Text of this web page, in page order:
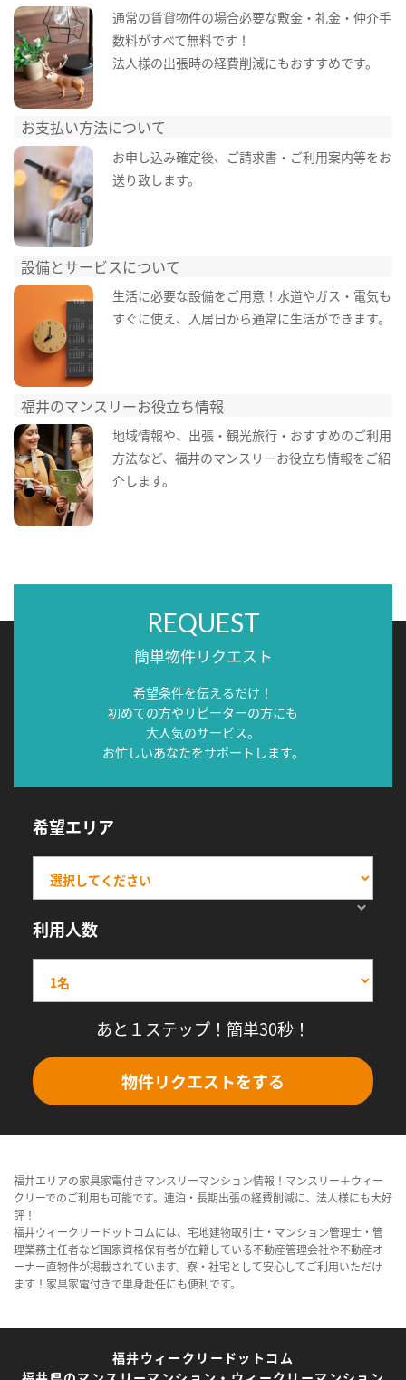
通常の賃貸物件の場合必要な敷金・礼金・仲介手
数料がすべて無料です！
法人様の出張時の経費削減にもおすすめです。
お支払い方法について
お申し込み確定後、ご請求書・ご利用案内等をお
送り致します。
設備とサービスについて
生活に必要な設備をご用意！水道やガス・電気も
すぐに使え、入居日から通常に生活ができます。
福井のマンスリーお役立ち情報
地域情報や、出張・観光旅行・おすすめのご利用
方法など、福井のマンスリーお役立ち情報をご紹
介します。
REQUEST
簡単物件リクエスト
希望条件を伝えるだけ！
初めての方やリピーターの方にも
大人気のサービス。
お忙しいあなたをサポートします。
希望エリア
利用人数
あと１ステップ！簡単30秒！
物件リクエストをする
福井エリアの家具家電付きマンスリーマンション情報！マンスリー＋ウィー
クリーでのご利用も可能です。連泊・長期出張の経費削減に、法人様にも大好
評！
福井ウィークリードットコムには、宅地建物取引士・マンション管理士・管
理業務主任者など国家資格保有者が在籍している不動産管理会社や不動産オ
ーナー直物件が掲載されています。寮・社宅として安心してご利用いただけ
ます！家具家電付きで単身赴任にも便利です。
福井ウィークリードットコム